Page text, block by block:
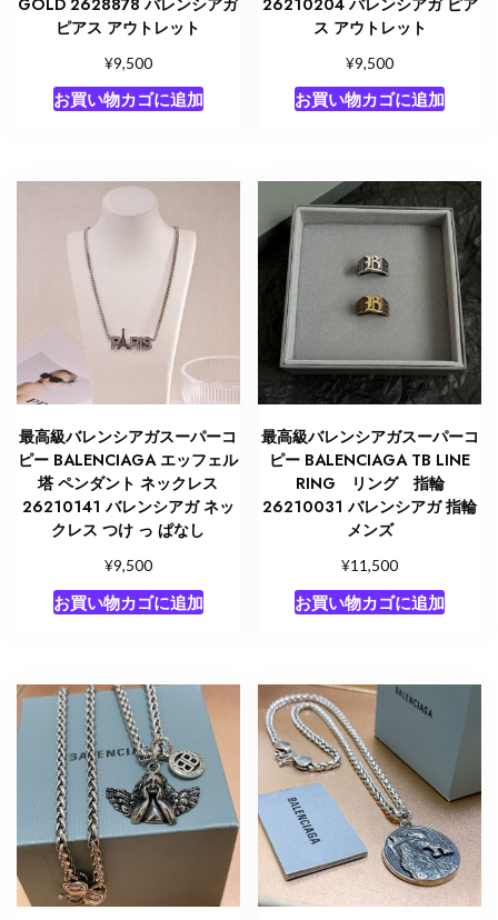
ピアス アウトレット
¥9,500
お買い物カゴに追加
ス アウトレット
¥9,500
お買い物カゴに追加
最高級バレンシアガスーパーコ
ピー BALENCIAGA エッフェル
塔 ペンダント ネックレス
26210141 バレンシアガ ネッ
クレス つけ っ ぱなし
¥9,500
お買い物カゴに追加
最高級バレンシアガスーパーコ
ピー BALENCIAGA TB LINE
RING リング 指輪
26210031 バレンシアガ 指輪
メンズ
¥11,500
お買い物カゴに追加